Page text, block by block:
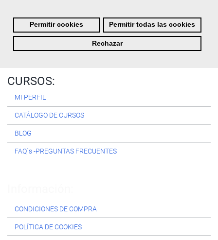
Permitir cookies Permitir todas las cookies
Rechazar
CURSOS:
MI PERFIL
CATÁLOGO DE CURSOS
BLOG
FAQ´s -PREGUNTAS FRECUENTES
CONDICIONES DE COMPRA
POLÍTICA DE COOKIES